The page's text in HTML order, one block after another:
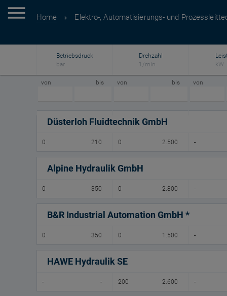
Home Elektro-, Automatisierungs- und
Betriebsdruck
bar
Drehzahl
1/min
kW
von bis von bis von
Düsterloh Fluidtechnik GmbH
0 210 0 2.500 -
Alpine Hydraulik GmbH
0 350 0 2.800 -
B&R Industrial Automation GmbH *
0 350 0 1.500 -
HAWE Hydraulik SE
- - 200 2.600 -